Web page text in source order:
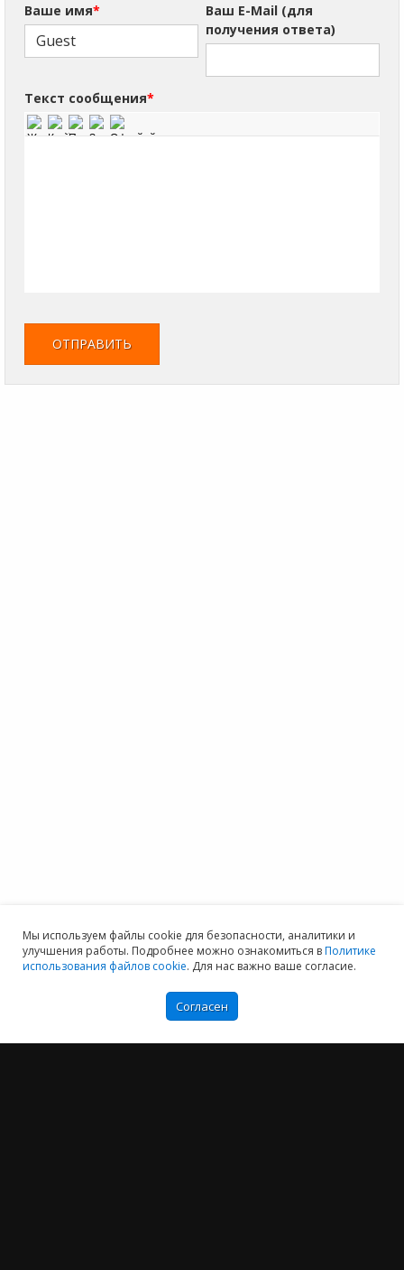
Ваше имя*
Ваш E-Mail (для
получения ответа)
Текст сообщения*
Мы используем файлы cookie для безопасности, аналитики и
улучшения работы. Подробнее можно ознакомиться вПолитике
использования файлов cookie. Для нас важно ваше согласие.
Согласен